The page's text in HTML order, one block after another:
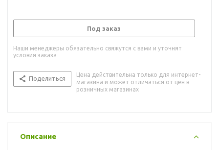
Под заказ
Наши менеджеры обязательно свяжутся с вами и уточнят
условия заказа
Поделиться
Цена действительна только для интернет-
магазина и может отличаться от цен в
розничных магазинах
Описание